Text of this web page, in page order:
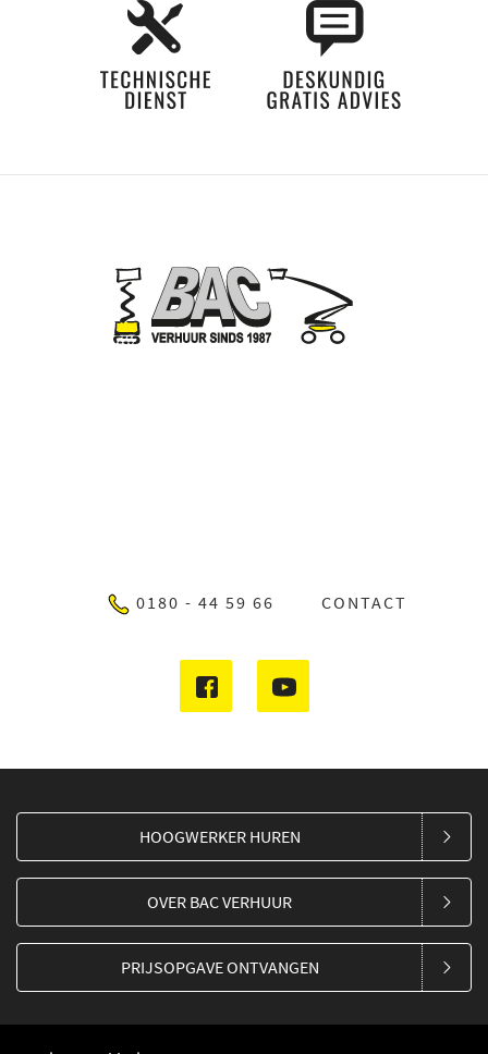
0180 - 44 59 66 CONTACT
HOOGWERKER HUREN
OVER BAC VERHUUR
PRIJSOPGAVE ONTVANGEN